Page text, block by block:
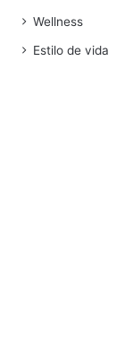
Wellness
Estilo de vida